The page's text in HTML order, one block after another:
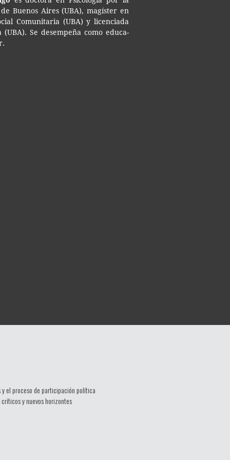
Bue­nos Aires (UBA), magís­ter en
Comu­ni­ta­ria (UBA) y licen­cia­da
(UBA). Se desem­pe­ña como edu­ca­
y el proceso de participación política
críticos y nuevos horizontes